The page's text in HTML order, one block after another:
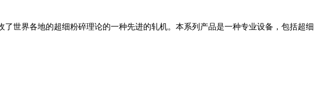
世界各地的超细粉碎理论的一种先进的轧机。本系列产品是一种专业设备，包括超细